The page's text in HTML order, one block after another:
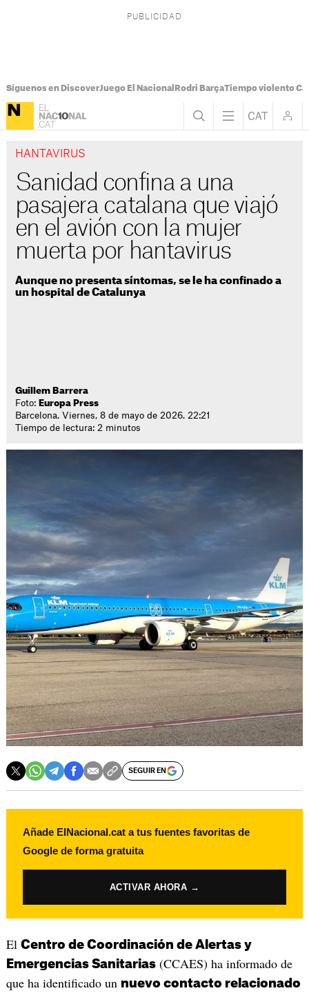
Síguenos en DiscoverJuego El Nacional Rodri BarçaTiempo violento
HANTAVIRUS
Sanidad confina a una
pasajera catalana que viajó
en el avión con la mujer
muerta por hantavirus
Aunque no presenta síntomas, se le ha confinado a
un hospital de Catalunya
Guillem Barrera
Foto: Europa Press
Barcelona. Viernes, 8 de mayo de 2026. 22:21
Tiempo de lectura: 2 minutos
SEGUIR EN
Añade ElNacional.cat a tus fuentes favoritas de
Google de forma gratuita
ACTIVAR AHORA →
El Centro de Coordinación de Alertas y
Emergencias Sanitarias(CCAES) ha informado de
que ha identificado un nuevo contacto relacionado